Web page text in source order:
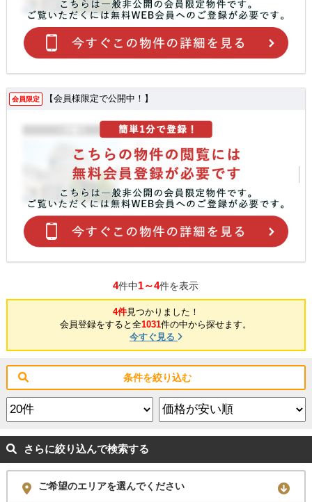
会員限定 【会員様限定で公開中！】
4件中1～4件を表示
4件見つかりました！
会員登録をすると全1031件の中から探せます。
今すぐ見る
条件を絞り込む
さらに絞り込んで検索する
ご希望のエリアを選んでください